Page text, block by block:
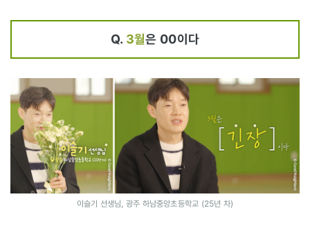
Q. 3월은 00이다
이슬기 선생님, 광주 하남중앙초등학교 (25년 차)